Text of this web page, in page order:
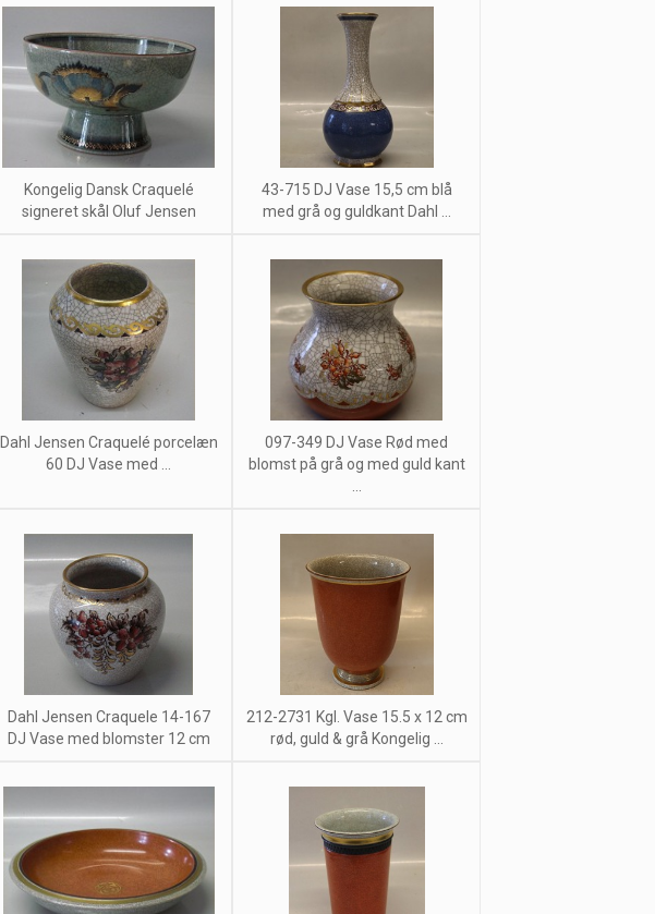
Kongelig Dansk Craquelé
signeret skål Oluf Jensen
43-715 DJ Vase 15,5 cm blå
med grå og guldkant Dahl ...
Dahl Jensen Craquelé porcelæn
60 DJ Vase med ...
097-349 DJ Vase Rød med
blomst på grå og med guld kant
Dahl Jensen Craquele 14-167
DJ Vase med blomster 12 cm
212-2731 Kgl. Vase 15.5 x 12 cm
rød, guld & grå Kongelig ...